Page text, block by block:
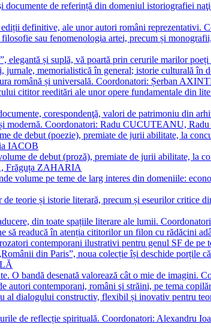
documente de referință din domeniul istoriografiei
ediții definitive, ale unor autori români
sau fenomenologia artei, precum și
elegantă și suplă, vă poartă prin cerurile marilor
jurnale, memorialistică în general; istorie culturală
română și universală. Coordonatori: Șerban
cititor reeditări ale unor opere fundamentale
corespondenţă, valori de patrimoniu din
modernă. Coordonatori: Radu CUCUTEANU,
de debut (poezie), premiate de jurii abilitate, la
IACOB
de debut (proză), premiate de jurii abilitate, la
Frăguța ZAHARIA
volume pe teme de larg interes din domeniile:
de teorie și istorie literară, precum și eseurilor
din toate spațiile literare ale lumii.
să readucă în atenția cititorilor un filon cu rădăcini
contemporani ilustrativi pentru genul SF de
din Paris”, noua colecție își deschide porțile
O bandă desenată valorează cât o mie de
autori contemporani, români şi străini, pe tema
al dialogului constructiv, flexibil și inovativ pentru
de reflecție spirituală. Coordonatori: Alexandru